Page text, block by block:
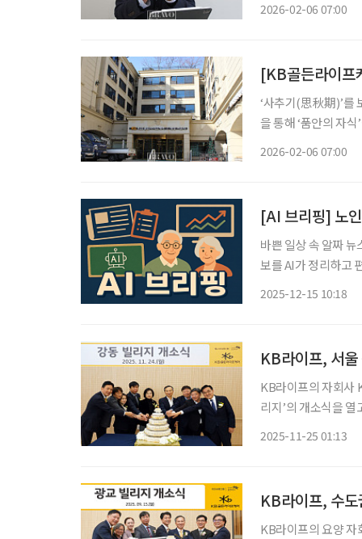
2026-02-06 07:00
[KB골든라이프
‘사추기(思秋期)’를
을 통해 ‘품안의 자
2026-02-06 07:00
[AI 브리핑] 노
바쁜 일상 속 알짜
보를 AI가 정리하고 편집국 기자
2025-12-15 10:18
KB라이프, 서울
KB라이프의 자회사
리지’의 개소식을 열고 본격
2025-11-25 01:13
KB라이프, 수도
KB라이프의 요양 자